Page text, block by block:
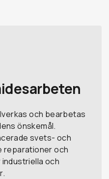
och bearbetas
önskemål.
svets- och
reparationer och
och